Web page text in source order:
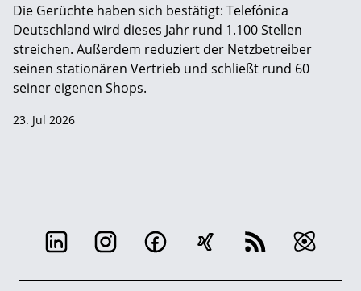
Die Gerüchte haben sich bestätigt: Telefónica
Deutschland wird dieses Jahr rund 1.100 Stellen
streichen. Außerdem reduziert der Netzbetreiber
seinen stationären Vertrieb und schließt rund 60
seiner eigenen Shops.
23. Jul 2026